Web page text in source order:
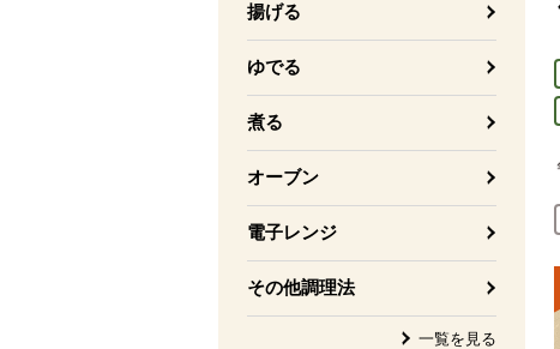
揚げる
ゆでる
煮る
オーブン
電子レンジ
その他調理法
一覧を見る